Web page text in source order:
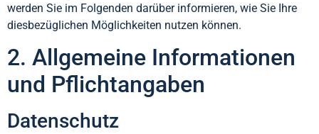
werden Sie im Folgenden darüber informieren, wie Sie Ihre
diesbezüglichen Möglichkeiten nutzen können.
2. Allgemeine Informationen
und Pflichtangaben
Datenschutz